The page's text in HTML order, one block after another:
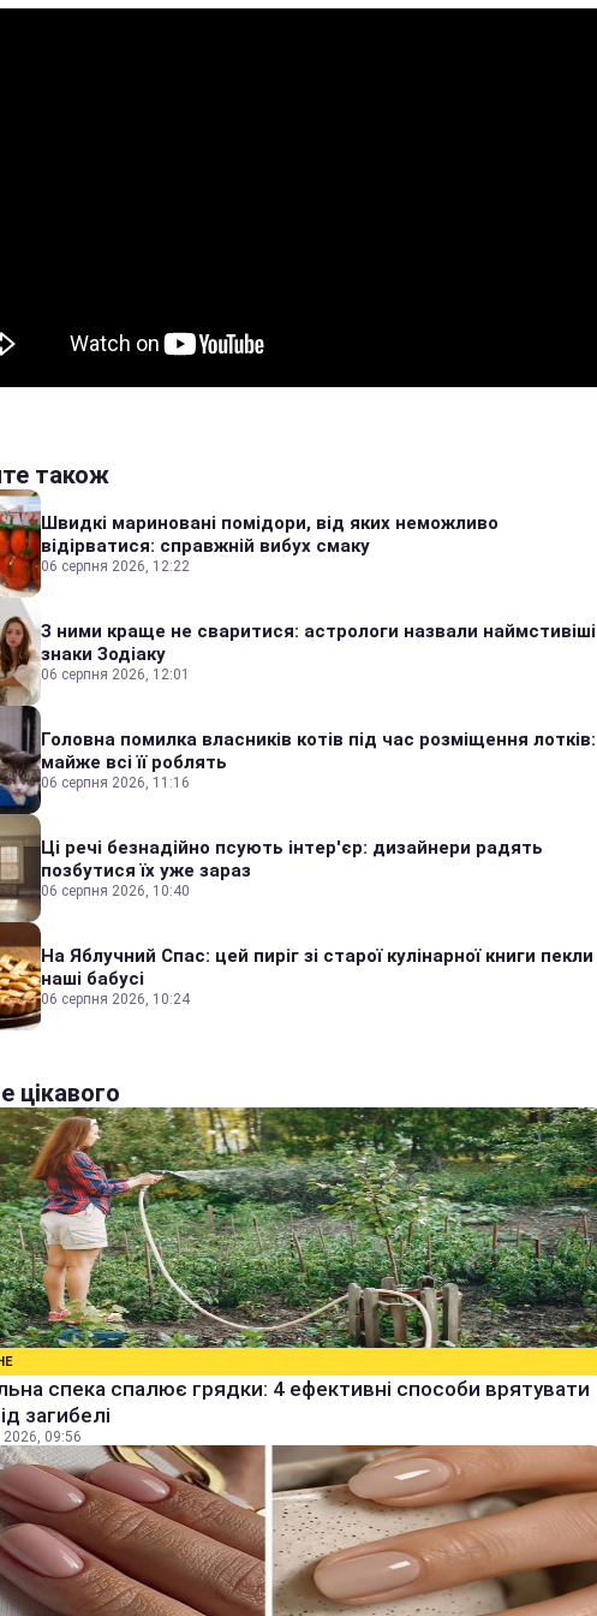
також
Швидкі мариновані помідори, від яких неможливо
відірватися: справжній вибух смаку
06 серпня 2026, 12:22
З ними краще не сваритися: астрологи назвали наймстивіші
знаки Зодіаку
06 серпня 2026, 12:01
Головна помилка власників котів під час розміщення лотків:
майже всі її роблять
06 серпня 2026, 11:16
Ці речі безнадійно псують інтер'єр: дизайнери радять
позбутися їх уже зараз
06 серпня 2026, 10:40
На Яблучний Спас: цей пиріг зі старої кулінарної книги пекли
наші бабусі
06 серпня 2026, 10:24
цікавого
спека спалює грядки: 4 ефективні способи врятувати
загибелі
2026, 09:56